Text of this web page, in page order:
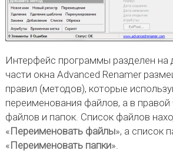
Интерфейс программы разделен на
части окна Advanced Renamer
правил (методов), которые
переименования файлов, а в правой
файлов и папок. Список файлов
«Переименовать файлы», а список
«Переименовать папки».